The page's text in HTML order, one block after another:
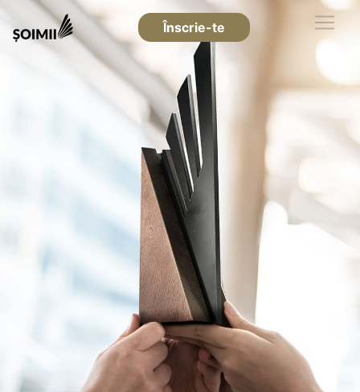
Înscrie-te